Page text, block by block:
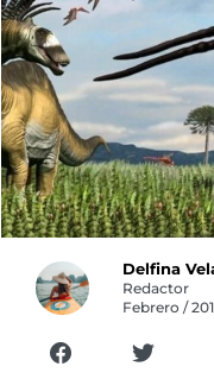
Delfina
Redactor
Febrero /